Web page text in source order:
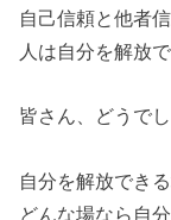
自己信頼と他者
人は自分を解放
皆さん、どうで
自分を解放でき
どんな場なら自